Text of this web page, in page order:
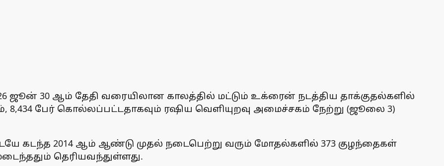
ஜூன் 30 ஆம் தேதி வரையிலான காலத்தில் மட்டும் உக்ரைன் நடத்திய தாக்குதல்களில்
8,434 பேர் கொல்லப்பட்டதாகவும் ரஷிய வெளியுறவு அமைச்சகம் நேற்று (ஜூலை 3)
கடந்த 2014 ஆம் ஆண்டு முதல் நடைபெற்று வரும் மோதல்களில் 373 குழந்தைகள்
தெரியவந்துள்ளது.